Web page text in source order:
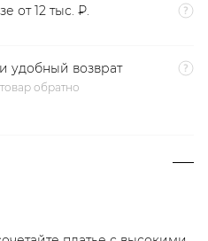
от 12 тыс. ₽.
удобный возврат
обратно